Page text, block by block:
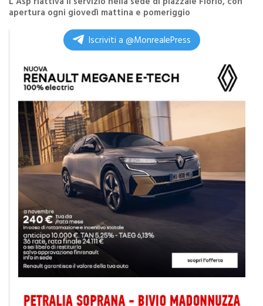
diRedazione
L'Asp riattiva il servizio nella sede di piazzale Florio, con
apertura ogni giovedì mattina e pomeriggio